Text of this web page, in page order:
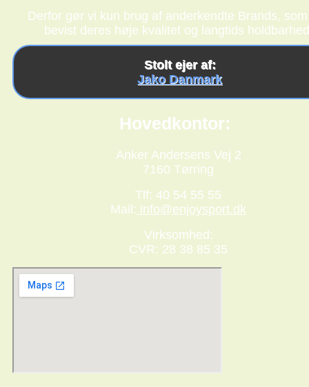
Derfor gør vi kun brug af anderkendte Brands,
bevist deres høje kvalitet og langtids
Stolt ejer af:
Jako Danmark
Hovedkontor:
Anker Andersens Vej 2
7160 Tørring
Tlf: 40 54 55 55
Mail: info@enjoysport.dk
Virksomhed:
CVR: 28 38 85 35